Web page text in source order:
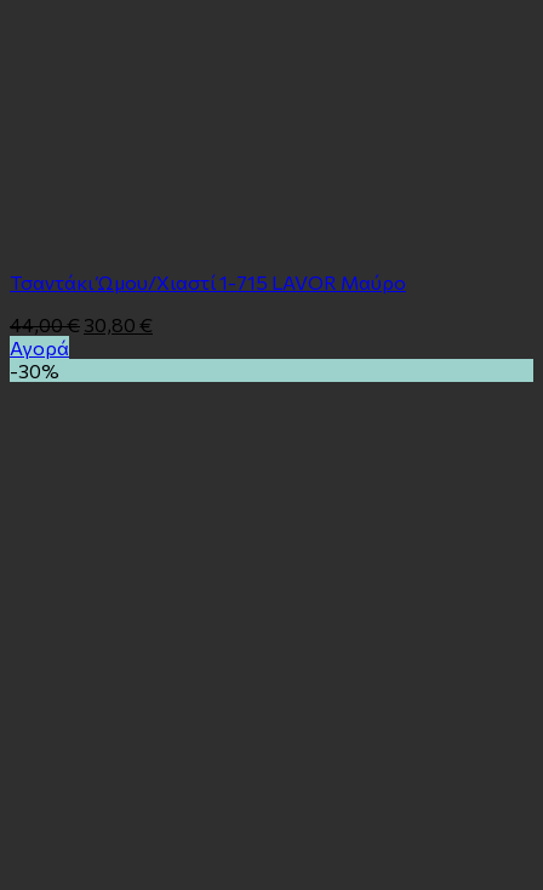
Τσαντάκι Ώμου/Χιαστί 1-715 LAVOR Μαύρο
44,00€ 30,80 €
Αγορά
-30%